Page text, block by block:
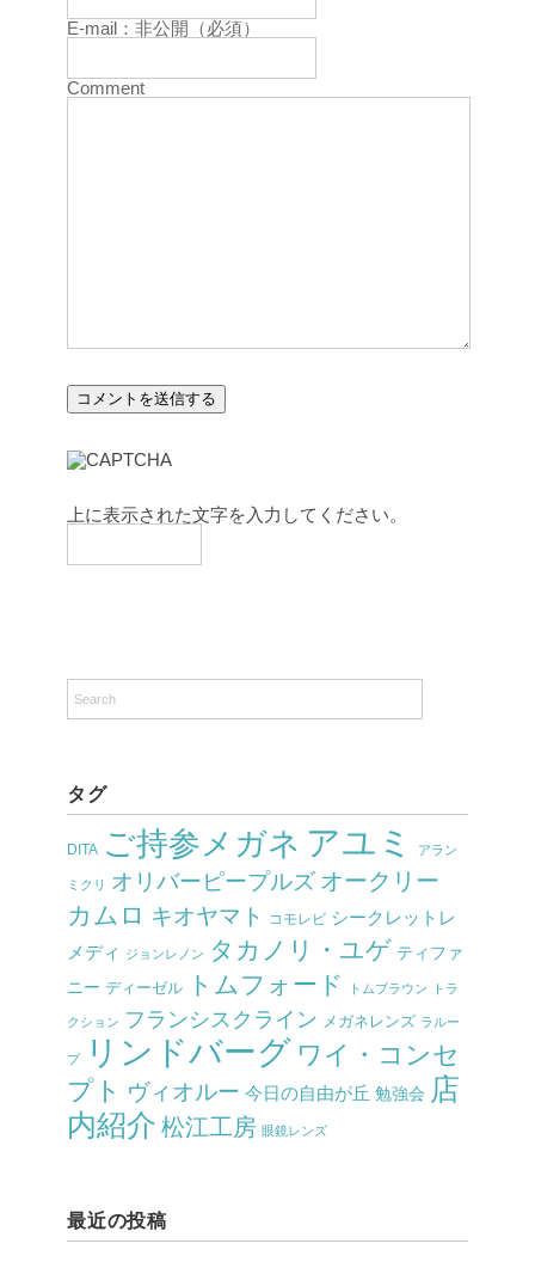
E-mail：非公開（必須）
Comment
上に表示された文字を入力してください。
タグ
DITA ご持参メガネ アユミ アラン
ミクリ オリバーピープルズ オークリー
カムロ キオヤマト コモレビ シークレットレ
メディ
ジョンレノン タカノリ・ユゲ ティファ
ニー ディーゼル トムフォード トムブラウン トラ
クション フランシスクライン メガネレンズ ラルー
プ リンドバーグ ワイ・コンセ
プト ヴィオルー 今日の自由が丘 勉強会 店
内紹介 松江工房 眼鏡レンズ
最近の投稿